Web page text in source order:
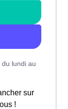
sur
!